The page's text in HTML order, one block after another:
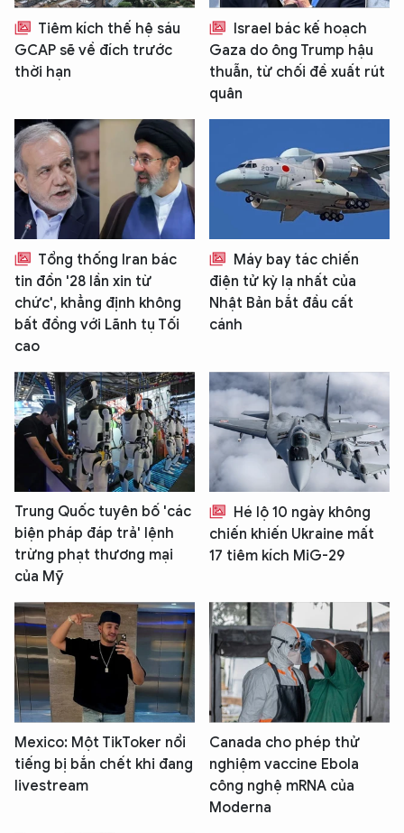
Tiêm kích thế hệ sáu
GCAP sẽ về đích trước
thời hạn
Israel bác kế hoạch
Gaza do ông Trump hậu
thuẫn, từ chối đề xuất rút
quân
Tổng thống Iran bác
tin đồn '28 lần xin từ
chức', khẳng định không
bất đồng với Lãnh tụ Tối
cao
Máy bay tác chiến
điện tử kỳ lạ nhất của
Nhật Bản bắt đầu cất
cánh
Trung Quốc tuyên bố 'các
biện pháp đáp trả' lệnh
trừng phạt thương mại
của Mỹ
Hé lộ 10 ngày không
chiến khiến Ukraine mất
17 tiêm kích MiG-29
Mexico: Một TikToker nổi
tiếng bị bắn chết khi đang
livestream
Canada cho phép thử
nghiệm vaccine Ebola
công nghệ mRNA của
Moderna